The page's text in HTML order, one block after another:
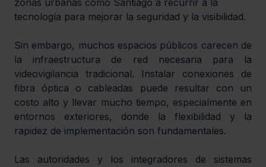
zonas urbanas como Santiago a recurrir a la
tecnología para mejorar la seguridad y la visibilidad.
Sin embargo, muchos espacios públicos carecen de
la infraestructura de red necesaria para la
videovigilancia tradicional. Instalar conexiones de
fibra óptica o cableadas puede resultar con un
costo alto y llevar mucho tiempo, especialmente en
entornos exteriores, donde la flexibilidad y la
rapidez de implementación son fundamentales.
Las autoridades y los integradores de sistemas